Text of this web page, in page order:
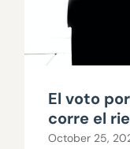
El voto
corre el
más a los
October 25,